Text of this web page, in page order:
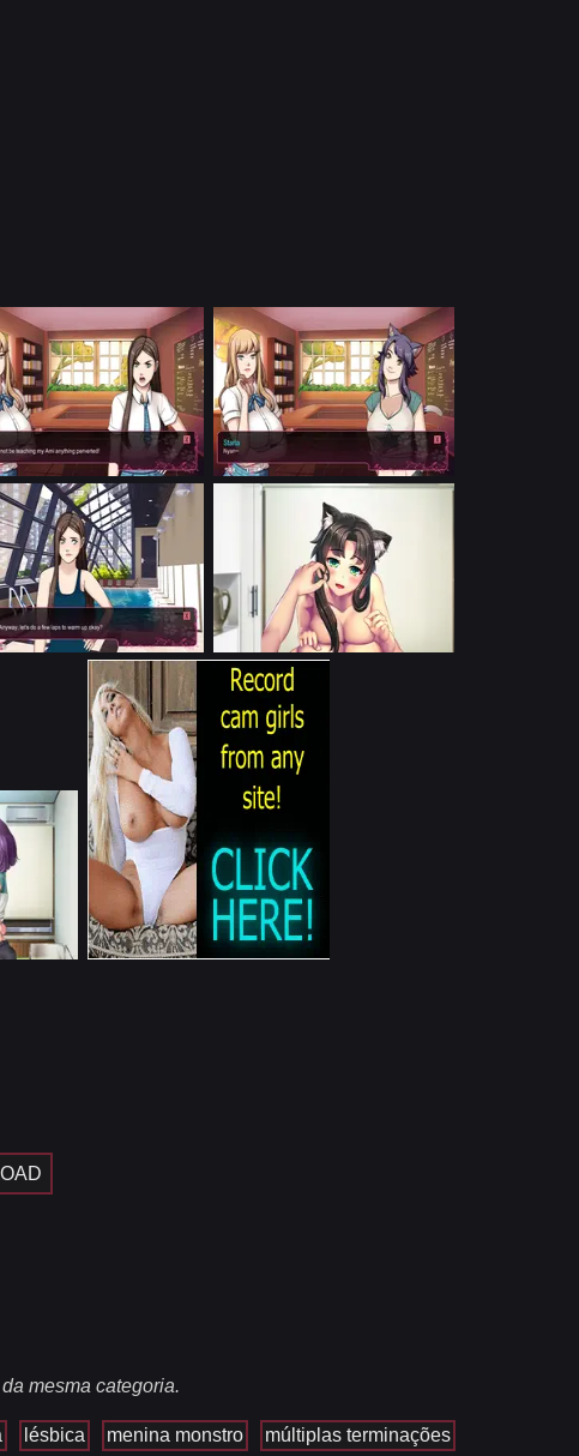
mesma categoria.
lésbica menina monstro múltiplas terminações